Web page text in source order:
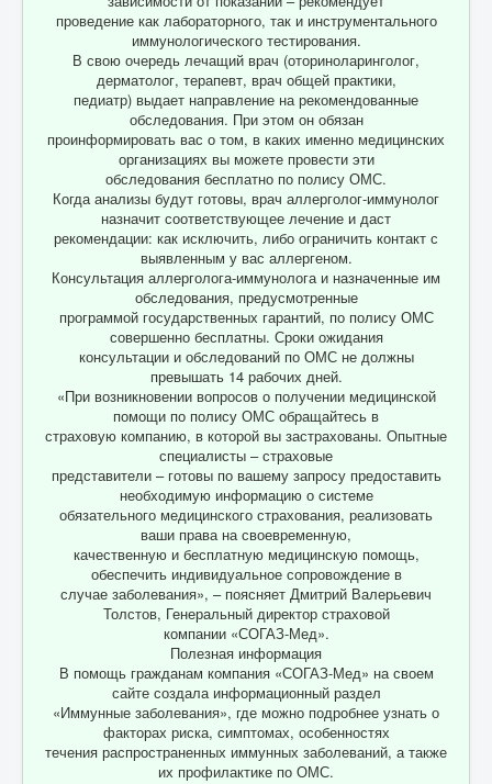
проведение как лабораторного, так и инструментального
иммунологического тестирования.
В свою очередь лечащий врач (оториноларинголог,
дерматолог, терапевт, врач общей практики,
педиатр) выдает направление на рекомендованные
обследования. При этом он обязан
проинформировать вас о том, в каких именно медицинских
организациях вы можете провести эти
обследования бесплатно по полису ОМС.
Когда анализы будут готовы, врач аллерголог-иммунолог
назначит соответствующее лечение и даст
рекомендации: как исключить, либо ограничить контакт с
выявленным у вас аллергеном.
Консультация аллерголога-иммунолога и назначенные им
обследования, предусмотренные
программой государственных гарантий, по полису ОМС
совершенно бесплатны. Сроки ожидания
консультации и обследований по ОМС не должны
превышать 14 рабочих дней.
«При возникновении вопросов о получении медицинской
помощи по полису ОМС обращайтесь в
страховую компанию, в которой вы застрахованы. Опытные
специалисты – страховые
представители – готовы по вашему запросу предоставить
необходимую информацию о системе
обязательного медицинского страхования, реализовать
ваши права на своевременную,
качественную и бесплатную медицинскую помощь,
обеспечить индивидуальное сопровождение в
случае заболевания», – поясняет Дмитрий Валерьевич
Толстов, Генеральный директор страховой
компании «СОГАЗ-Мед».
Полезная информация
В помощь гражданам компания «СОГАЗ-Мед» на своем
сайте создала информационный раздел
«Иммунные заболевания», где можно подробнее узнать о
факторах риска, симптомах, особенностях
течения распространенных иммунных заболеваний, а также
их профилактике по ОМС.